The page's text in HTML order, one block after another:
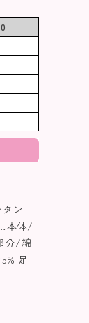
ン
本体/
分/綿
足